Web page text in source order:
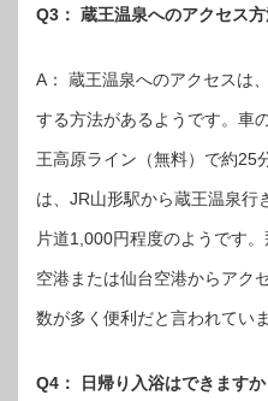
Q3： 蔵王温泉へのアクセス方
A： 蔵王温泉へのアクセスは
する方法があるようです。車
王高原ライン（無料）で約25
は、JR山形駅から蔵王温泉行
片道1,000円程度のようです
空港または仙台空港からアク
数が多く便利だと言われていま
Q4： 日帰り入浴はできますか